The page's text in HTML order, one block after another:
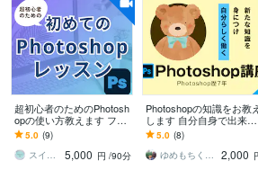
超初心者のためのPhotosh
opの使い方教えます フォ
トショップで作成した作
品を販売してみません
か？
5.0 (9)
スイートチリ
5,000 円 /90分
Photoshopの知識をお教え
します 自分自身で出来る
ことが増える！！
5.0 (8)
ゆめもちくま★デザイン
2,000